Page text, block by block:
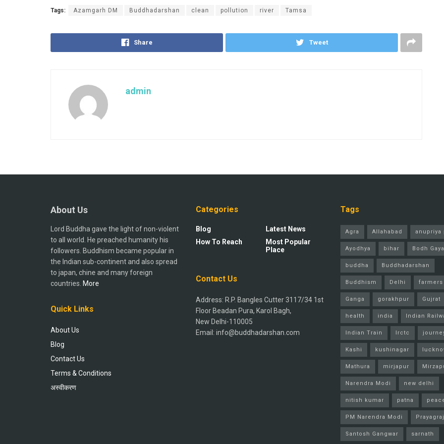
Tags: Azamgarh DM Buddhadarshan clean pollution river Tamsa
Share Tweet
admin
About Us
Lord Buddha gave the light of non-violent
to all world. He preached humanity his
followers. Buddhism became popular in
the Indian sub-continent and also spread
to japan, chine and many foreign
countries. More
Quick Links
About Us
Blog
Contact Us
Terms & Conditions
अस्वीकरण
Categories
Blog
How To Reach
Latest News
Most Popular
Place
Contact Us
Address: R.P. Bangles Cutter 3117/34 1st
Floor Beadan Pura, Karol Bagh,
New Delhi-110005
Email: info@buddhadarshan.com
Tags
Agra Allahabad anupriya
Ayodhya bihar Bodh Gaya
buddha Buddhadarshan
Buddhism Delhi farmers
Ganga gorakhpur Gujrat
health india Indian
Indian Train Irctc
Kashi kushinagar
Mathura mirjapur
Narendra Modi new delhi
nitish kumar patna
PM Narendra Modi Prayagraj
Santosh Gangwar sarnath